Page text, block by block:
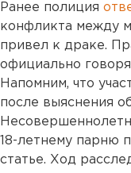
Ранее полиция
конфликта между
привел к драке.
официально
Напомним, что
после выяснения
18-летнему парню
статье. Ход